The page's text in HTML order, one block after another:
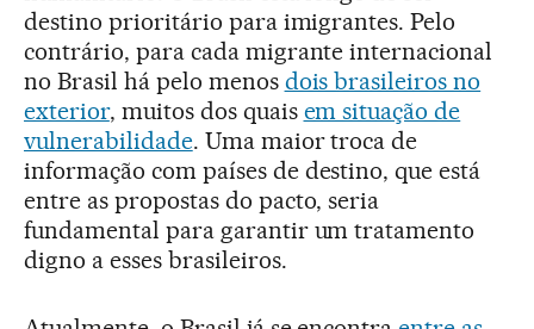
destino prioritário para imigrantes. Pelo
contrário, para cada migrante internacional
no Brasil há pelo menos dois brasileiros no
exterior, muitos dos quais em situação de
vulnerabilidade. Uma maior troca de
informação com países de destino, que está
entre as propostas do pacto, seria
fundamental para garantir um tratamento
digno a esses brasileiros.